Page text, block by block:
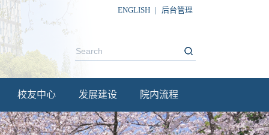
ENGLISH | 后台管理
校友中心 发展建设 院内流程